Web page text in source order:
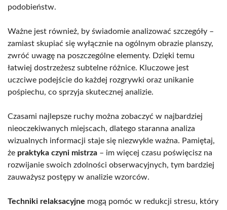
podobieństw.
Ważne jest również, by świadomie analizować szczegóły –
zamiast skupiać się wyłącznie na ogólnym obrazie planszy,
zwróć uwagę na poszczególne elementy. Dzięki temu
łatwiej dostrzeżesz subtelne różnice. Kluczowe jest
uczciwe podejście do każdej rozgrywki oraz unikanie
pośpiechu, co sprzyja skutecznej analizie.
Czasami najlepsze ruchy można zobaczyć w najbardziej
nieoczekiwanych miejscach, dlatego staranna analiza
wizualnych informacji staje się niezwykle ważna. Pamiętaj,
że praktyka czyni mistrza – im więcej czasu poświęcisz na
rozwijanie swoich zdolności obserwacyjnych, tym bardziej
zauważysz postępy w analizie wzorców.
Techniki relaksacyjne mogą pomóc w redukcji stresu, który